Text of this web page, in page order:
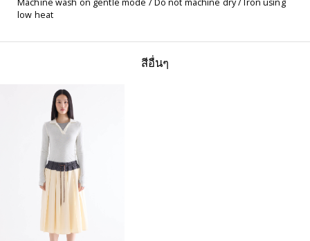
low heat
สีอื่นๆ